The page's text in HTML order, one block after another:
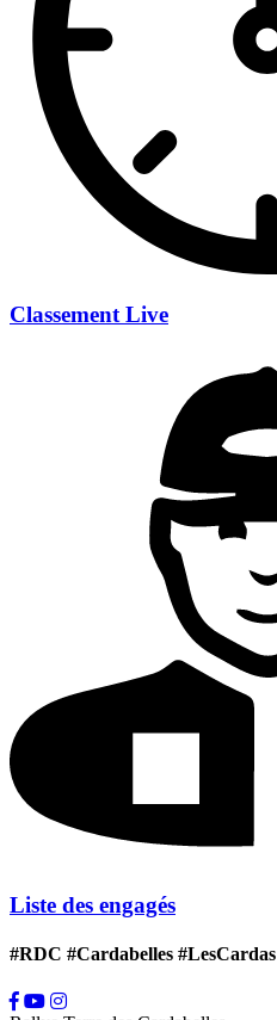
Classement Live
Liste des engagés
#RDC #Cardabelles #LesCardas